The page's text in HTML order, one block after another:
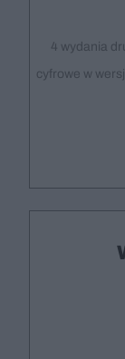
4 wydania
cyfrowe w